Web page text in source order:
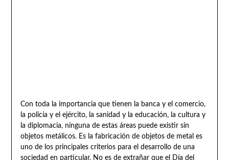
Con toda la importancia que tienen la banca y el comercio,
la policía y el ejército, la sanidad y la educación, la cultura y
la diplomacia, ninguna de estas áreas puede existir sin
objetos metálicos. Es la fabricación de objetos de metal es
uno de los principales criterios para el desarrollo de una
sociedad en particular. No es de extrañar que el Día del